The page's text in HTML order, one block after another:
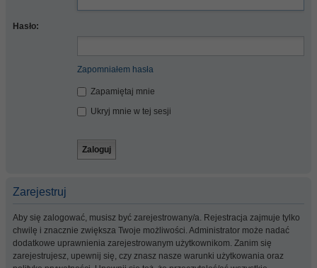
Hasło:
Zapomniałem hasła
Zapamiętaj mnie
Ukryj mnie w tej sesji
Zarejestruj
Aby się zalogować, musisz być zarejestrowany/a. Rejestracja zajmuje tylko
chwilę i znacznie zwiększa Twoje możliwości. Administrator może nadać
dodatkowe uprawnienia zarejestrowanym użytkownikom. Zanim się
zarejestrujesz, upewnij się, czy znasz nasze warunki użytkowania oraz